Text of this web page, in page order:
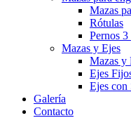
Mazas
Rótulas
Pernos
Mazas y Ejes
Mazas y
Ejes
Ejes con
Galería
Contacto